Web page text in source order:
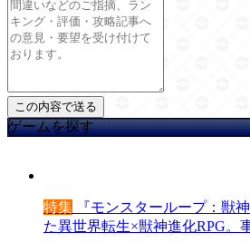
ゲームを探す
特集 『モンスターループ：獣
た異世界転生×獣神進化RPG。